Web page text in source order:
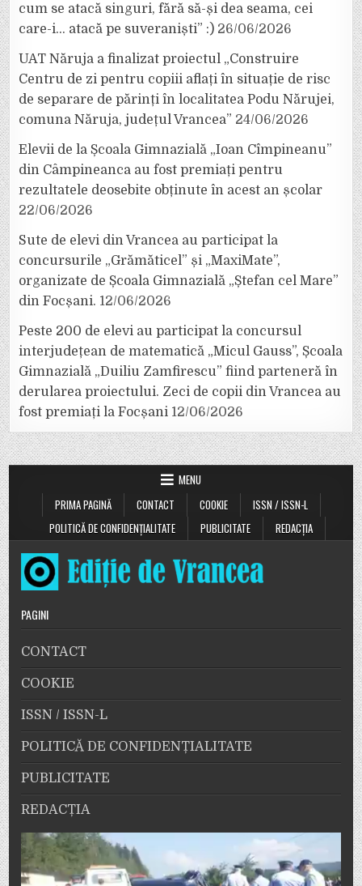
cum se atacă singuri, fără să-și dea seama, cei
care-i… atacă pe suveraniști” :) 26/06/2026
UAT Năruja a finalizat proiectul „Construire
Centru de zi pentru copiii aflați în situație de risc
de separare de părinți în localitatea Podu Nărujei,
comuna Năruja, județul Vrancea” 24/06/2026
Elevii de la Școala Gimnazială „Ioan Cîmpineanu”
din Câmpineanca au fost premiați pentru
rezultatele deosebite obținute în acest an școlar
22/06/2026
Sute de elevi din Vrancea au participat la
concursurile „Grămăticel” și „MaxiMate”,
organizate de Școala Gimnazială „Ștefan cel Mare”
din Focșani. 12/06/2026
Peste 200 de elevi au participat la concursul
interjudețean de matematică „Micul Gauss”, Școala
Gimnazială „Duiliu Zamfirescu” fiind parteneră în
derularea proiectului. Zeci de copii din Vrancea au
fost premiați la Focșani 12/06/2026
MENU
PRIMA PAGINĂ
CONTACT COOKIE
ISSN / ISSN-L
POLITICĂ DE CONFIDENȚIALITATE
PUBLICITATE REDACȚIA
PAGINI
CONTACT
COOKIE
ISSN / ISSN-L
POLITICĂ DE CONFIDENȚIALITATE
PUBLICITATE
REDACȚIA